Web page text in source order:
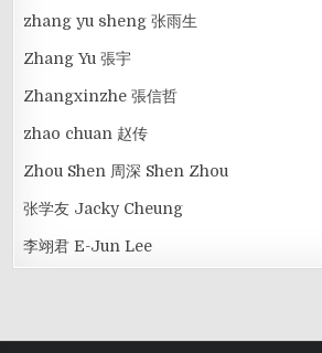
zhang yu sheng 张雨生
Zhang Yu 張宇
Zhangxinzhe 張信哲
zhao chuan 赵传
Zhou Shen 周深 Shen Zhou
张学友 Jacky Cheung
李翊君 E-Jun Lee